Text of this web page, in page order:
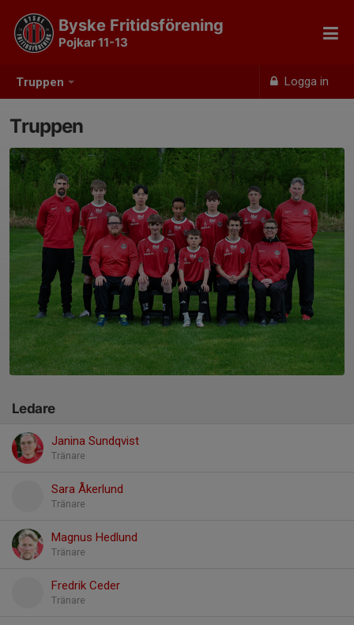
Truppen Logga in
Byske Fritidsförening
Pojkar 11-13
Truppen
Ledare
Janina Sundqvist
Tränare
Sara Åkerlund
Tränare
Magnus Hedlund
Tränare
Fredrik Ceder
Tränare